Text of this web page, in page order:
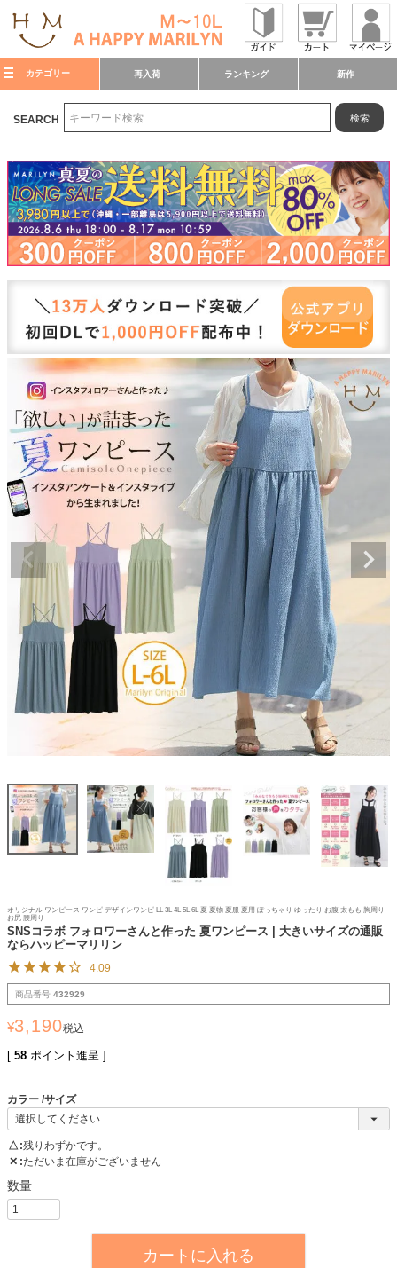
カテゴリー 再入荷 ランキング 新作
SEARCH 検索
オリジナル ワンピース ワンピ デザインワンピ LL 3L 4L 5L 6L 夏 夏物 夏服 夏用 ぽっちゃり ゆったり お腹 太もも 胸周り
お尻 腰周り
SNSコラボ フォロワーさんと作った 夏ワンピース | 大きいサイズの通販
ならハッピーマリリン
4.09
商品番号 432929
¥3,190税込
[ 58 ポイント進呈 ]
カラー サイズ
△ 残りわずかです。
✕ ただいま在庫がございません
カートに入れる